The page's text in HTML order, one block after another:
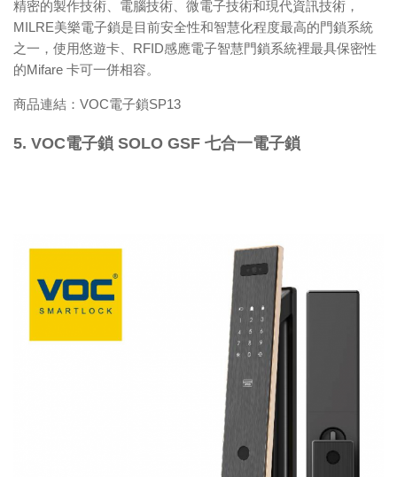
精密的製作技術、電腦技術、微電子技術和現代資訊技術，
MILRE美樂電子鎖是目前安全性和智慧化程度最高的門鎖系統
之一，使用悠遊卡、RFID感應電子智慧門鎖系統裡最具保密性
的Mifare 卡可一併相容。
商品連結： VOC電子鎖SP13
5. VOC電子鎖 SOLO GSF 七合一電子鎖